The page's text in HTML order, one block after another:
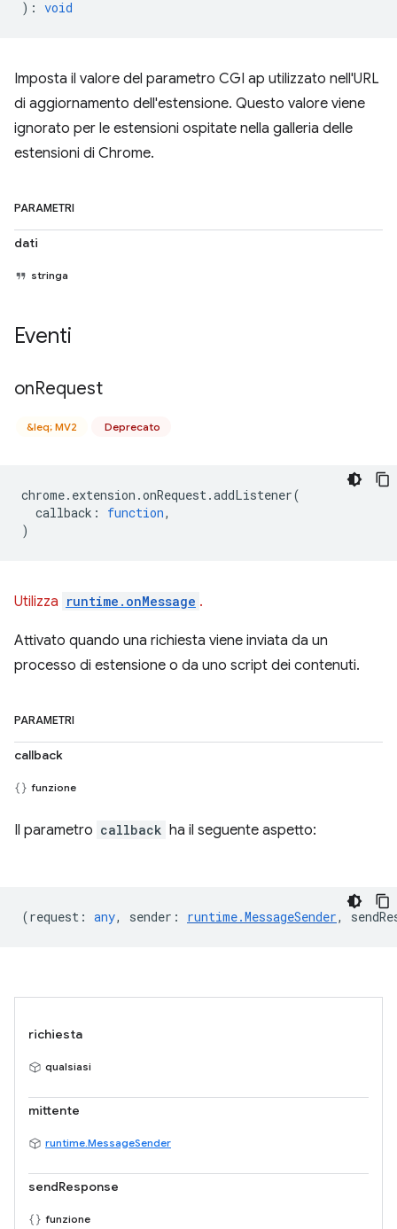
) : void
Imposta il valore del parametro CGI ap utilizzato nell'URL
di aggiornamento dell'estensione. Questo valore viene
ignorato per le estensioni ospitate nella galleria delle
estensioni di Chrome.
PARAMETRI
dati
stringa
Eventi
onRequest
&leq; MV2 Deprecato
chrome. extension .onRequest.addListener(
callback : function,
)
Utilizza runtime.onMessage .
Attivato quando una richiesta viene inviata da un
processo di estensione o da uno script dei contenuti.
PARAMETRI
callback
funzione
Il parametro callback ha il seguente aspetto:
(request : any, sender : runtime.MessageSender,
richiesta
qualsiasi
mittente
runtime.MessageSender
sendResponse
funzione